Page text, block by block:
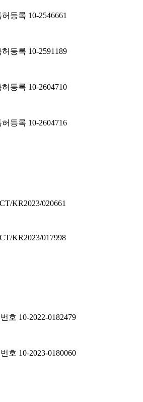
허등록 10-2546661
허등록 10-2591189
허등록 10-2604710
허등록 10-2604716
KR2023/020661
KR2023/017998
호 10-2022-0182479
호 10-2023-0180060